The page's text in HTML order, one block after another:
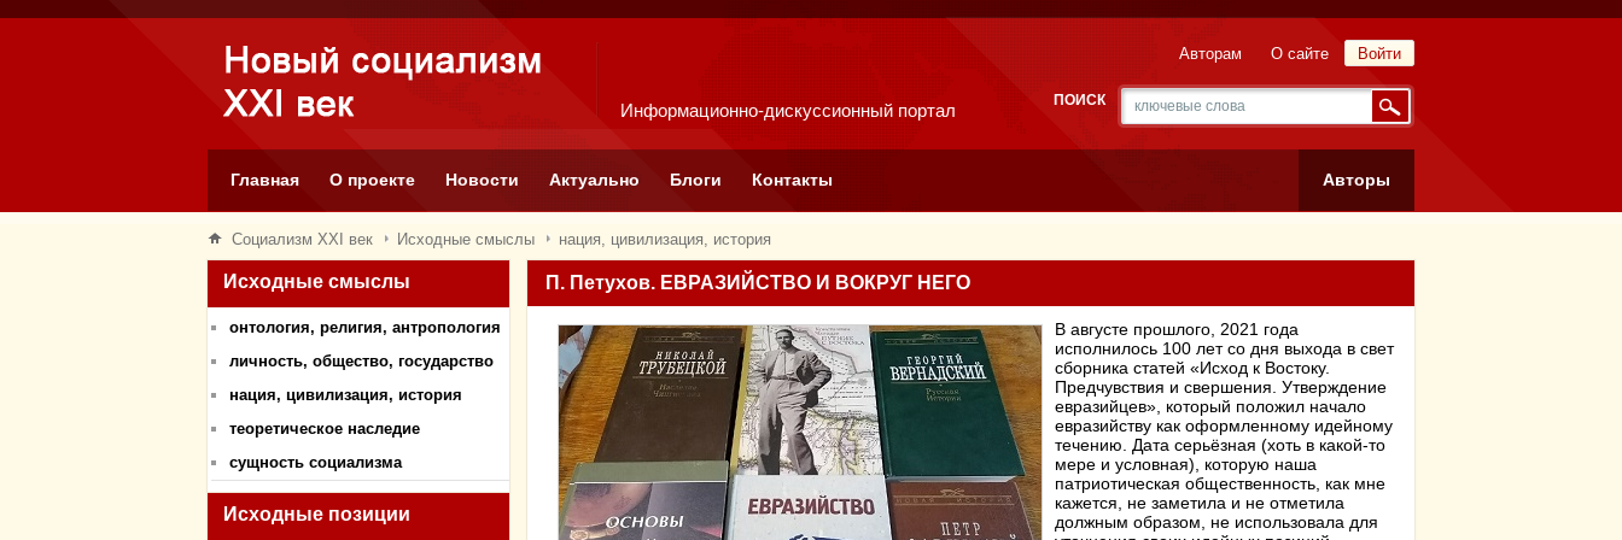
Информационно-дискуссионный портал
Войти
Авторам О сайте
ПОИСК
Главная О проекте Новости Актуально Блоги Контакты Авторы
Социализм XXI век Исходные смыслы нация, цивилизация, история
Исходные смыслы
онтология, религия, антропология
личность, общество, государство
нация, цивилизация, история
теоретическое наследие
сущность социализма
Исходные позиции
П. Петухов. ЕВРАЗИЙСТВО И ВОКРУГ НЕГО
В августе прошлого, 2021 года
исполнилось 100 лет со дня выхода в свет
сборника статей «Исход к Востоку.
Предчувствия и свершения. Утверждение
евразийцев», который положил начало
евразийству как оформленному идейному
течению. Дата серьёзная (хоть в какой-то
мере и условная), которую наша
патриотическая общественность, как мне
кажется, не заметила и не отметила
должным образом, не использовала для